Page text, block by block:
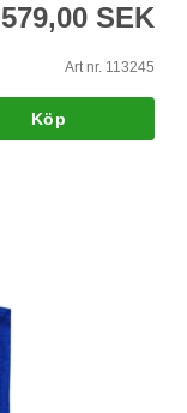
579,00 SEK
Art nr. 113245
Köp